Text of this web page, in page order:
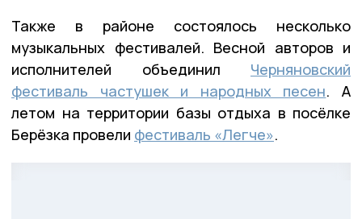
Также в районе состоялось несколько
музыкальных фестивалей. Весной авторов и
исполнителей объединил Черняновский
фестиваль частушек и народных песен. А
летом на территории базы отдыха в посёлке
Берёзка провели фестиваль «Легче».